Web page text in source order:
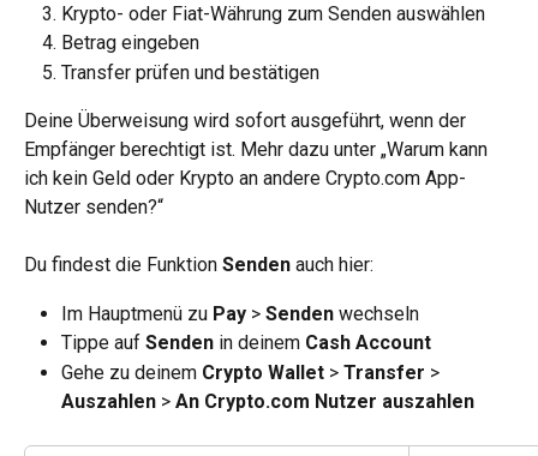
Krypto- oder Fiat-Währung zum Senden auswählen
Betrag eingeben
Transfer prüfen und bestätigen
Deine Überweisung wird sofort ausgeführt, wenn der
Empfänger berechtigt ist. Mehr dazu unter „Warum kann
ich kein Geld oder Krypto an andere Crypto.com App-
Nutzer senden?“
Du findest die Funktion Senden auch hier:
Im Hauptmenü zu Pay > Senden wechseln
Tippe auf Senden in deinem Cash Account
Gehe zu deinem Crypto Wallet > Transfer >
Auszahlen > An Crypto.com Nutzer auszahlen